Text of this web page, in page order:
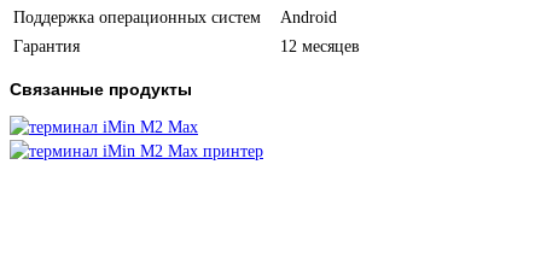
Поддержка операционных систем
Android
Гарантия
12 месяцев
Связанные продукты